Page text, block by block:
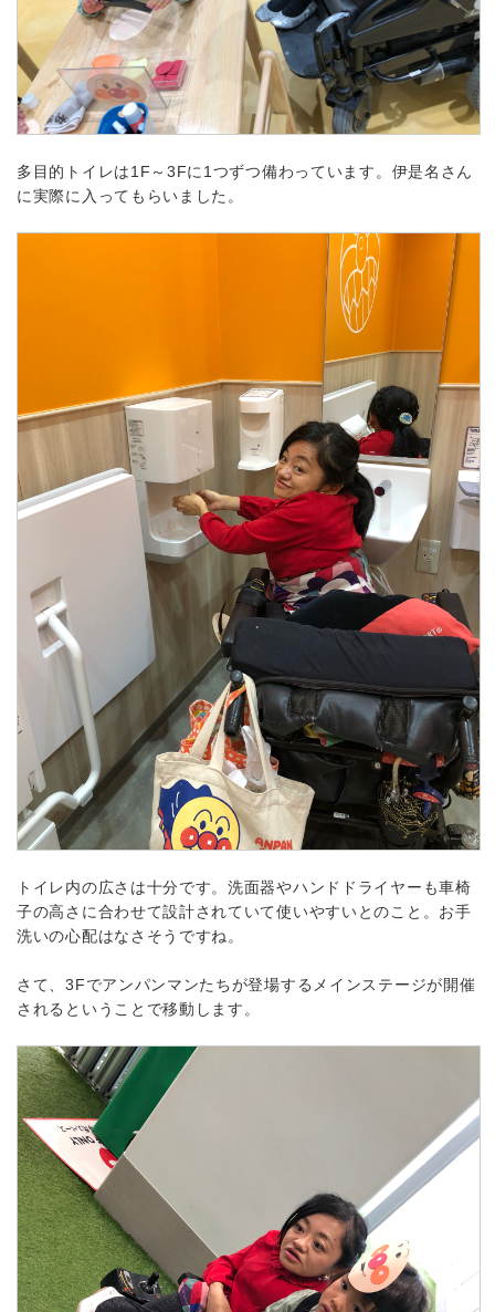
多目的トイレは1F～3Fに1つずつ備わっています。伊是名さん
に実際に入ってもらいました。
トイレ内の広さは十分です。洗面器やハンドドライヤーも車椅
子の高さに合わせて設計されていて使いやすいとのこと。お手
洗いの心配はなさそうですね。
さて、3Fでアンパンマンたちが登場するメインステージが開催
されるということで移動します。